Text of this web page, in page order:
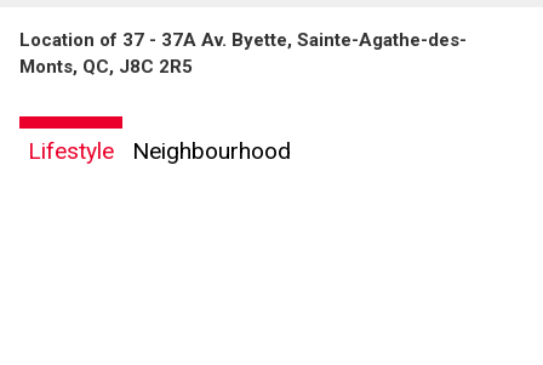
Location of 37 - 37A Av. Byette, Sainte-Agathe-des-
Monts, QC, J8C 2R5
Lifestyle Neighbourhood